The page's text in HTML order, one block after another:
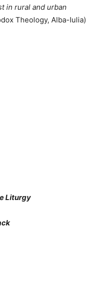
in rural and urban
Theology, Alba-Iulia)
Liturgy